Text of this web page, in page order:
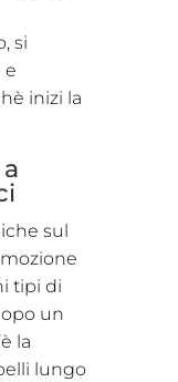
si
e
inizi la
sul
tipi di
un
la
lungo